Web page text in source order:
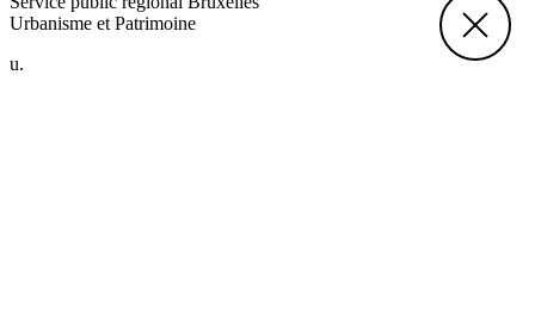
Urbanisme et Patrimoine
u.